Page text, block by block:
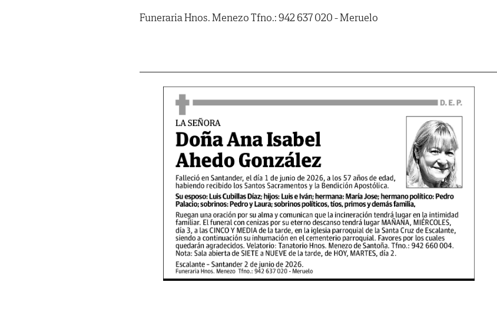
Funeraria Hnos. Menezo Tfno.: 942 637 020 - Meruelo